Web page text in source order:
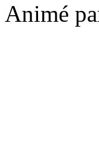
Animé